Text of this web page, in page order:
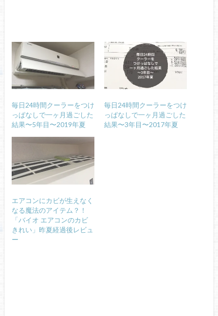
毎日24時間クーラーをつけ
っぱなしで一ヶ月過ごした
結果〜5年目〜2019年夏
毎日24時間クーラーをつけ
っぱなしで一ヶ月過ごした
結果〜3年目〜2017年夏
エアコンにカビが生えなく
なる魔法のアイテム？！
「バイオ エアコンのカビ
きれい」昨夏経過後レビュ
ー